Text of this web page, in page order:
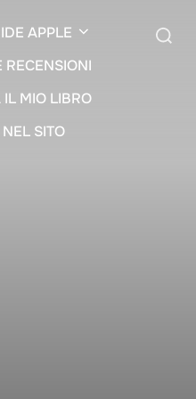
APPLE
RECENSIONI
IL MIO LIBRO
SITO